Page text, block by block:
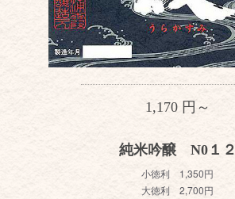
1,170 円～
純米吟醸 N0１２
小徳利 1,350円
大徳利 2,700円